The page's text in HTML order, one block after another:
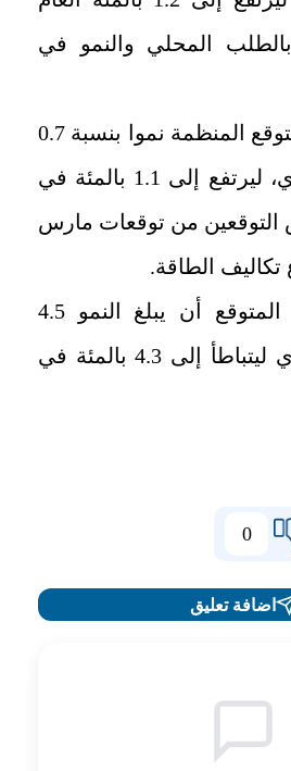
بالطلب المحلي والنمو في
وبالنسبة لألمانيا، تتوقع المنظمة نموا بنسبة 0.7
بالمئة العام الجاري، ليرتفع إلى 1.1 بالمئة في
التوقعين من توقعات مارس
الطاقة.
وفي الصين، من المتوقع أن يبلغ النمو 4.5
بالمئة العام الجاري ليتباطأ إلى 4.3 بالمئة في
0
اضافة تعليق